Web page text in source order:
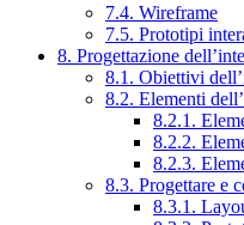
7.4. Wireframe
7.5. Prototipi
8. Progettazione
8.1. Obiettivi
8.2. Elementi
8.2.1.
8.2.2.
8.2.3.
8.3. Progettare e
8.3.1.